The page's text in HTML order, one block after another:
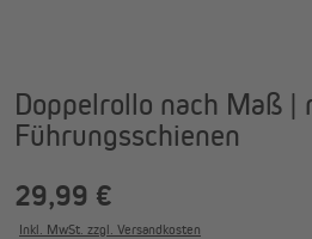
Doppelrollo nach Maß |
Führungsschienen
29,99 €
Inkl. MwSt. zzgl. Versandkosten